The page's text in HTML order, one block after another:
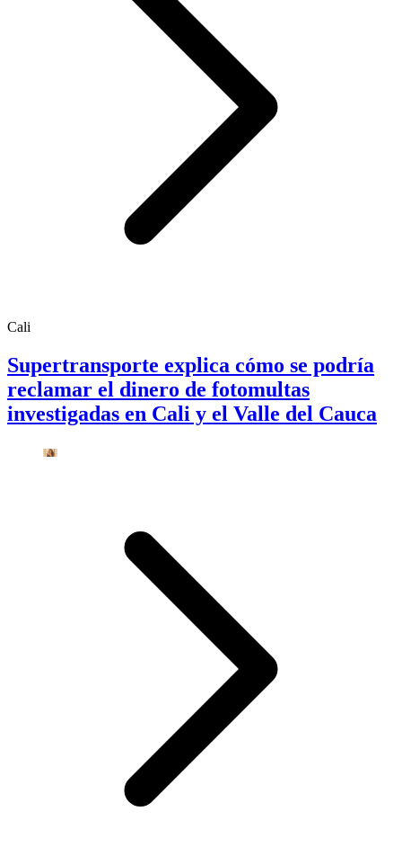
Cali
Supertransporte explica cómo se podría
reclamar el dinero de fotomultas
investigadas en Cali y el Valle del Cauca